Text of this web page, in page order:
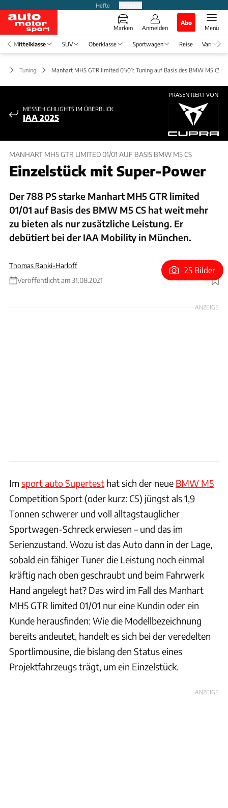
Hefte
Marken Anmelden
Abo
Menü
Mittelklasse SUV Oberklasse Sportwagen Reise Van
Tuning Manhart MH5 GTR limited 01/01: Tuning auf Basis des BMW M5 CS
MESSEHIGHLIGHTS IM ÜBERBLICK
IAA 2025
PRÄSENTIERT VON
MANHART MH5 GTR LIMITED 01/01 AUF BASIS BMW M5 CS
Einzelstück mit Super-Power
Der 788 PS starke Manhart MH5 GTR limited
01/01 auf Basis des BMW M5 CS hat weit mehr
zu bieten als nur zusätzliche Leistung. Er
debütiert bei der IAA Mobility in München.
Thomas Ranki-Harloff
Veröffentlicht am 31.08.2021
Foto: Manhart Performance GmbH und Co. KG
25 Bilder
ANZEIGE
Im sport auto Supertest hat sich der neue BMW M5
Competition Sport (oder kurz: CS) jüngst als 1,9
Tonnen schwerer und voll alltagstauglicher
Sportwagen-Schreck erwiesen – und das im
Serienzustand. Wozu ist das Auto dann in der Lage,
sobald ein fähiger Tuner die Leistung noch einmal
kräftig nach oben geschraubt und beim Fahrwerk
Hand angelegt hat? Das wird im Fall des Manhart
MH5 GTR limited 01/01 nur eine Kundin oder ein
Kunde herausfinden: Wie die Modellbezeichnung
bereits andeutet, handelt es sich bei der veredelten
Sportlimousine, die bislang den Status eines
Projektfahrzeugs trägt, um ein Einzelstück.
ANZEIGE